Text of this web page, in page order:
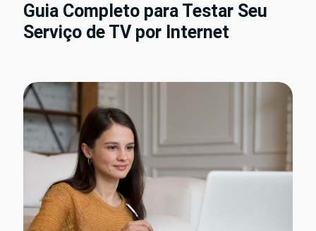
Guia Completo para Testar Seu
Serviço de TV por Internet